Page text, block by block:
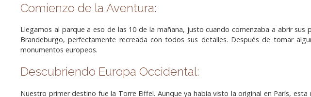
Comienzo de la Aventura:
Llegamos al parque a eso de las 10 de la mañana, justo cuando comenzaba a abrir
Brandeburgo, perfectamente recreada con todos sus detalles. Después de tomar
monumentos europeos.
Descubriendo Europa Occidental:
Nuestro primer destino fue la Torre Eiffel. Aunque ya había visto la original en París,